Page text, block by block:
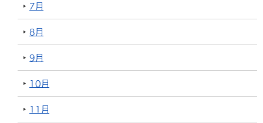
7月
8月
9月
10月
11月